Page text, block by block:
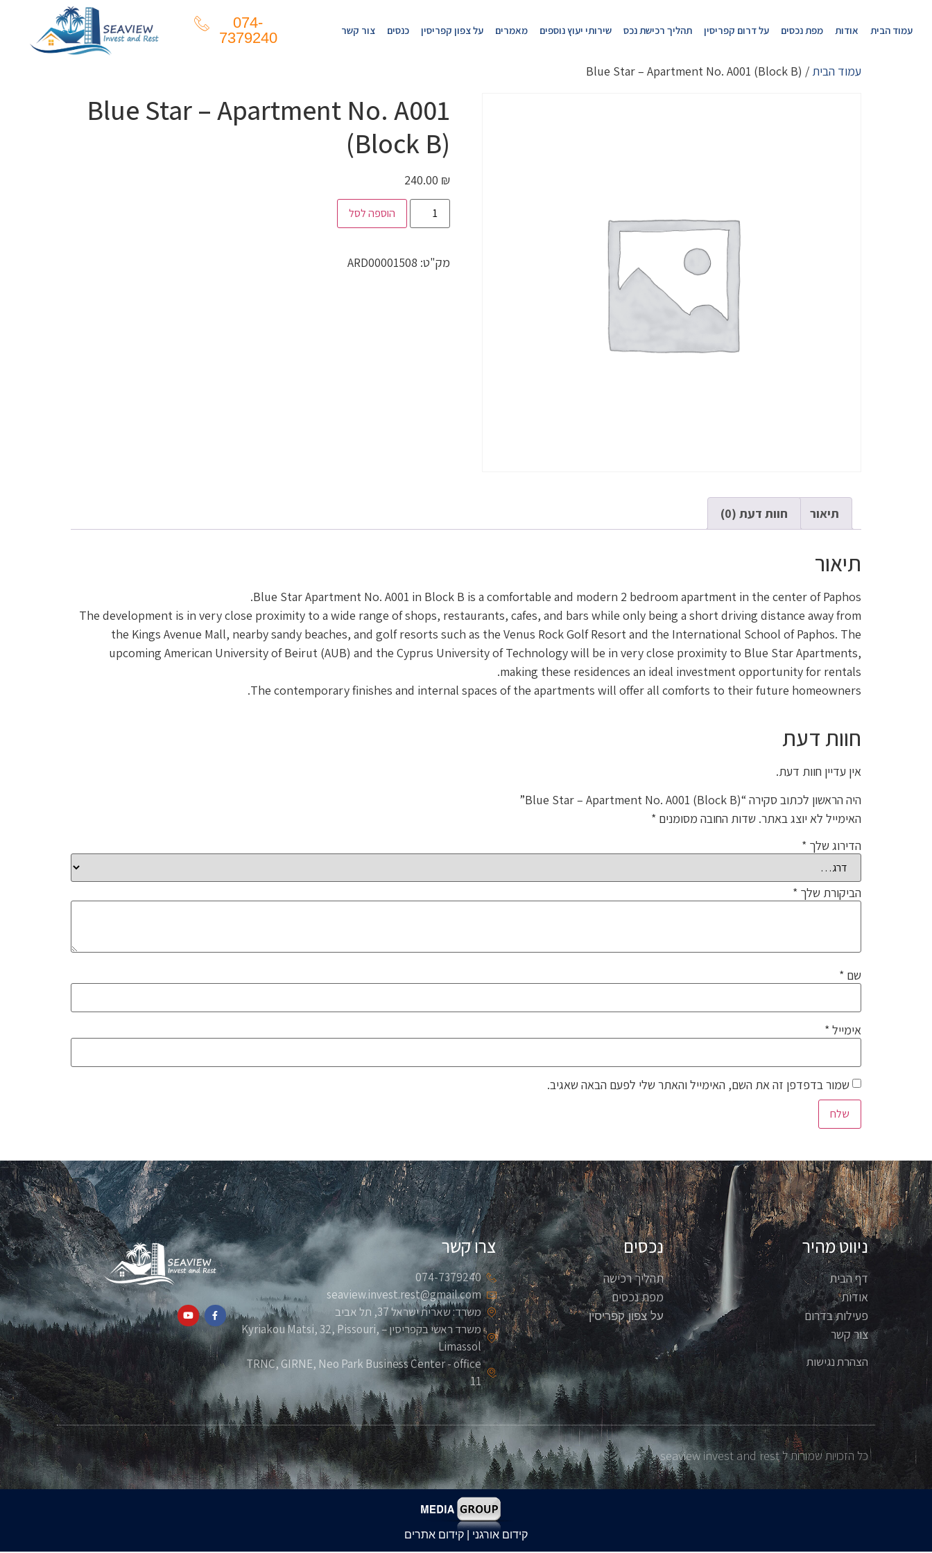
עמוד הבית אודות מפת נכסים על דרום קפריסין תהליך רכישת נכס שירותי יעוץ נוספים מאמרים על צפון קפריסין כנסים צור קשר
074-
7379240
עמוד הבית / Blue Star – Apartment No. A001 (Block B)
Blue Star – Apartment No. A001
(Block B)
240.00 ₪
הוספה לסל
מק"ט: ARD00001508
תיאור חוות דעת (0)
תיאור
Blue Star Apartment No. A001 in Block B is a comfortable and modern 2 bedroom apartment in the center of Paphos.
The development is in very close proximity to a wide range of shops, restaurants, cafes, and bars while only being a short driving distance away from
the Kings Avenue Mall, nearby sandy beaches, and golf resorts such as the Venus Rock Golf Resort and the International School of Paphos. The
upcoming American University of Beirut (AUB) and the Cyprus University of Technology will be in very close proximity to Blue Star Apartments,
making these residences an ideal investment opportunity for rentals.
The contemporary finishes and internal spaces of the apartments will offer all comforts to their future homeowners.
חוות דעת
אין עדיין חוות דעת.
היה הראשון לכתוב סקירה “Blue Star – Apartment No. A001 (Block B)”
האימייל לא יוצג באתר. שדות החובה מסומנים *
הדירוג שלך *
הביקורת שלך *
שם *
אימייל *
שמור בדפדפן זה את השם, האימייל והאתר שלי לפעם הבאה שאגיב.
ניווט מהיר
דף הבית
אודות
פעילות בדרום
צור קשר
הצהרת נגישות
נכסים
תהליך רכישה
מפת נכסים
על צפון קפריסין
צרו קשר
074-7379240
seaview.invest.rest@gmail.com
משרד: שארית ישראל 37, תל אביב
משרד ראשי בקפריסין – Kyriakou Matsi, 32, Pissouri,
Limassol
TRNC, GIRNE, Neo Park Business Center - office
11
כל הזכויות שמורות ל seaview invest and rest
קידום אורגני | קידום אתרים